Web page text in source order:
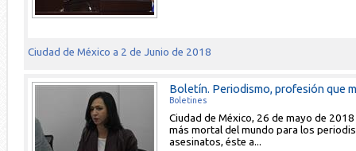
Ciudad de México a 2 de Junio de 2018
Boletín. Periodismo, profesión que
Boletines
Ciudad de México, 26 de mayo de
más mortal del mundo para los
asesinatos, éste a...